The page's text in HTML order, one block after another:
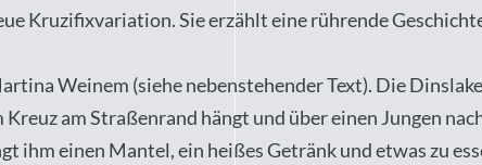
Kruzifixvariation. Sie erzählt eine rührende
Weinem (siehe nebenstehender Text). Die
Kreuz am Straßenrand hängt und über einen Jungen
ihm einen Mantel, ein heißes Getränk und etwas zu